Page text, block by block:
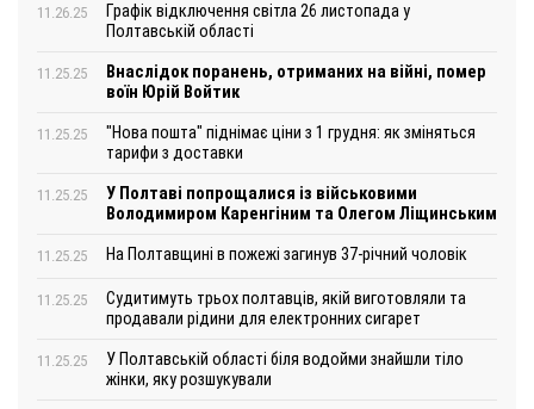
11.26.25
Графік відключення світла 26 листопада у
Полтавській області
11.25.25
Внаслідок поранень, отриманих на війні, помер
воїн Юрій Войтик
11.25.25
"Нова пошта" піднімає ціни з 1 грудня: як зміняться
тарифи з доставки
11.25.25
У Полтаві попрощалися із військовими
Володимиром Каренгіним та Олегом Ліщинським
11.25.25 На Полтавщині в пожежі загинув 37-річний чоловік
11.25.25
Судитимуть трьох полтавців, якій виготовляли та
продавали рідини для електронних сигарет
11.25.25
У Полтавській області біля водойми знайшли тіло
жінки, яку розшукували